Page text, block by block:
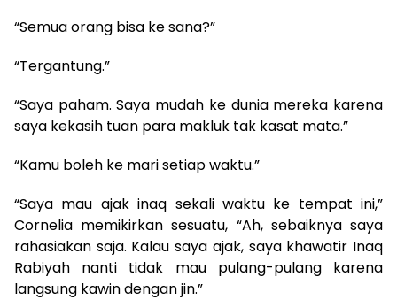
“Semua orang bisa ke sana?”
“Tergantung.”
“Saya paham. Saya mudah ke dunia mereka karena
saya kekasih tuan para makluk tak kasat mata.”
“Kamu boleh ke mari setiap waktu.”
“Saya mau ajak inaq sekali waktu ke tempat ini,”
Cornelia memikirkan sesuatu, “Ah, sebaiknya saya
rahasiakan saja. Kalau saya ajak, saya khawatir Inaq
Rabiyah nanti tidak mau pulang-pulang karena
langsung kawin dengan jin.”